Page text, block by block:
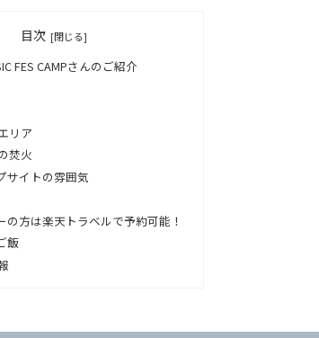
目次
FES CAMPさんのご紹介
リア
焚火
サイトの雰囲気
の方は楽天トラベルで予約可能！
飯